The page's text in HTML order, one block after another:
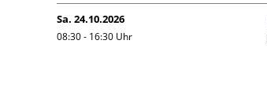
Sa. 24.10.2026
08:30 - 16:30 Uhr